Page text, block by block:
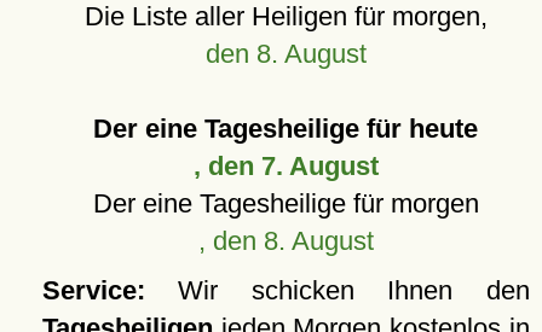
Die Liste aller Heiligen für morgen,
den 8. August
Der eine Tagesheilige für heute
, den 7. August
Der eine Tagesheilige für morgen
, den 8. August
Service: Wir schicken Ihnen den